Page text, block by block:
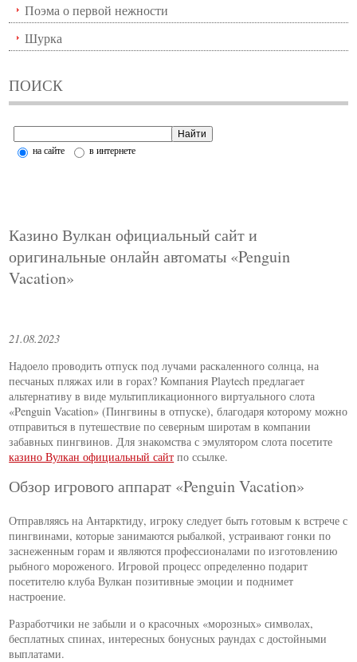
Поэма о первой нежности
Шурка
ПОИСК
на сайте в интернете
Казино Вулкан официальный сайт и
оригинальные онлайн автоматы «Penguin
Vacation»
21.08.2023
Надоело проводить отпуск под лучами раскаленного солнца, на
песчаных пляжах или в горах? Компания Playtech предлагает
альтернативу в виде мультипликационного виртуального слота
«Penguin Vacation» (Пингвины в отпуске), благодаря которому можно
отправиться в путешествие по северным широтам в компании
забавных пингвинов. Для знакомства с эмулятором слота посетите
казино Вулкан официальный сайт по ссылке.
Обзор игрового аппарат «Penguin Vacation»
Отправляясь на Антарктиду, игроку следует быть готовым к встрече с
пингвинами, которые занимаются рыбалкой, устраивают гонки по
заснеженным горам и являются профессионалами по изготовлению
рыбного мороженого. Игровой процесс определенно подарит
посетителю клуба Вулкан позитивные эмоции и поднимет
настроение.
Разработчики не забыли и о красочных «морозных» символах,
бесплатных спинах, интересных бонусных раундах с достойными
выплатами.